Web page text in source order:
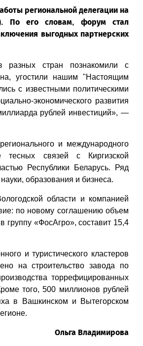
региональной делегации на
По его словам, форум стал
выгодных партнерских
разных стран познакомили с
угостили нашим "Настоящим
с известными политическими
экономического развития
рублей инвестиций», —
и международного
тесных связей с Киргизской
Республики Беларусь. Ряд
образования и бизнеса.
области и компанией
по новому соглашению объем
группу «ФосАгро», составит 15,4
и туристического кластеров
на строительство завода по
торрефицированных
того, 500 миллионов рублей
в Вашкинском и Вытегорском
Ольга Владимирова